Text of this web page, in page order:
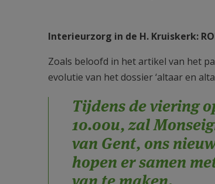
Interieurzorg in de H. Kruiskerk:
Zoals beloofd in het artikel van het
evolutie van het dossier ‘altaar en
Tijdens de viering
10.00u, zal
van Gent, ons
hopen er samen